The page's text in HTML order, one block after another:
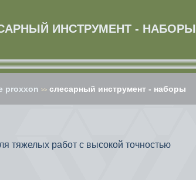
ИНСТРУМЕНТ - НАБОРЫ
proxxon >> слесарный инструмент - наборы
тяжелых работ с высокой точностью